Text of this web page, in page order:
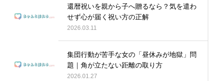
還暦祝いを親から子へ贈るなら？気を遣わ
せず心が届く祝い方の正解
2026.03.11
集団行動が苦手な女の「昼休みが地獄」問
題｜角が立たない距離の取り方
2026.01.27